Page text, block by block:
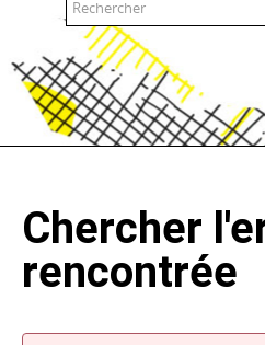
Chercher
rencontrée